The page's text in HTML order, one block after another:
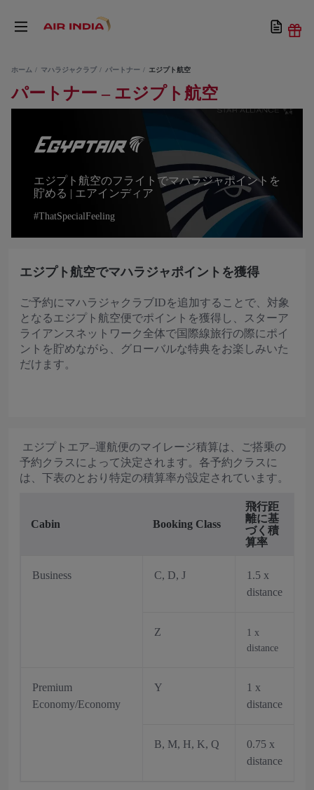
ホーム マハラジャクラブ パートナー エジプト航空
パートナー – エジプト航空
エジプト航空のフライトでマハラジャポイントを
貯める | エアインディア
#ThatSpecialFeeling
エジプト航空でマハラジャポイントを獲得
ご予約にマハラジャクラブIDを追加することで、対象
となるエジプト航空便でポイントを獲得し、スターア
ライアンスネットワーク全体で国際線旅行の際にポイ
ントを貯めながら、グローバルな特典をお楽しみいた
だけます。
エジプトエア–運航便のマイレージ積算は、ご搭乗の
予約クラスによって決定されます。各予約クラスに
は、下表のとおり特定の積算率が設定されています。
Cabin Booking Class
飛行距
離に基
づく積
算率
Business C, D, J
1.5 x
distance
Z
1 x
distance
Premium
Economy/Economy
Y
1 x
distance
B, M, H, K, Q
0.75 x
distance